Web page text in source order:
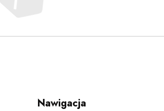
Nawigacja